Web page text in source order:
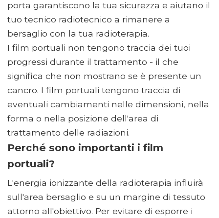
porta garantiscono la tua sicurezza e aiutano il
tuo tecnico radiotecnico a rimanere a
bersaglio con la tua radioterapia.
I film portuali non tengono traccia dei tuoi
progressi durante il trattamento - il che
significa che non mostrano se è presente un
cancro. I film portuali tengono traccia di
eventuali cambiamenti nelle dimensioni, nella
forma o nella posizione dell'area di
trattamento delle radiazioni.
Perché sono importanti i film
portuali?
L'energia ionizzante della radioterapia influirà
sull'area bersaglio e su un margine di tessuto
attorno all'obiettivo. Per evitare di esporre i